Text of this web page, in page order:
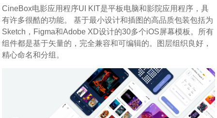
CineBox电影应用程序UI KIT是平板电脑和影院应用程序，具
有许多很酷的功能。 基于最小设计和插图的高品质包装包括为
Sketch，Figma和Adobe XD设计的30多个iOS屏幕模板。所有
组件都是基于矢量的，完全兼容和可编辑的。图层组织良好，
精心命名和分组。